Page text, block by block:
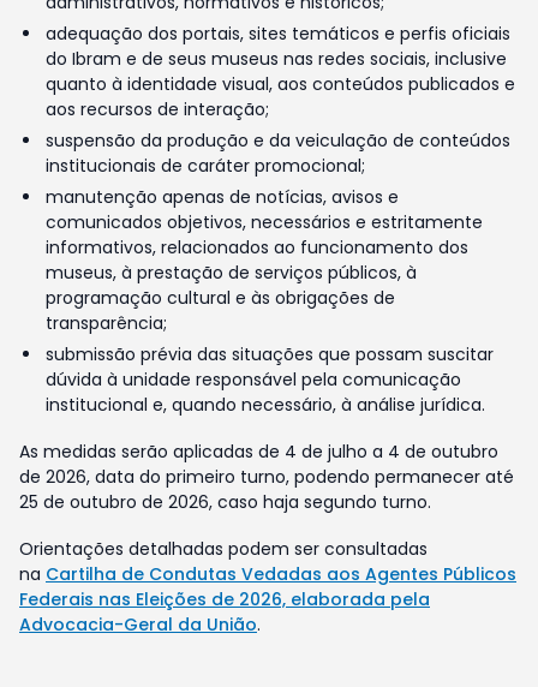
adequação dos portais, sites temáticos e perfis oficiais
do Ibram e de seus museus nas redes sociais, inclusive
quanto à identidade visual, aos conteúdos publicados e
aos recursos de interação;
suspensão da produção e da veiculação de conteúdos
institucionais de caráter promocional;
manutenção apenas de notícias, avisos e
comunicados objetivos, necessários e estritamente
informativos, relacionados ao funcionamento dos
museus, à prestação de serviços públicos, à
programação cultural e às obrigações de
transparência;
submissão prévia das situações que possam suscitar
dúvida à unidade responsável pela comunicação
institucional e, quando necessário, à análise jurídica.
As medidas serão aplicadas de 4 de julho a 4 de outubro
de 2026, data do primeiro turno, podendo permanecer até
25 de outubro de 2026, caso haja segundo turno.
Orientações detalhadas podem ser consultadas
na Cartilha de Condutas Vedadas aos Agentes Públicos
Federais nas Eleições de 2026, elaborada pela
Advocacia-Geral da União.